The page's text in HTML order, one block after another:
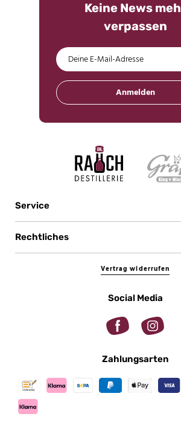
Keine News
verpassen
Anmelden
Service
Rechtliches
Vertrag widerrufen
Social Media
Zahlungsarten